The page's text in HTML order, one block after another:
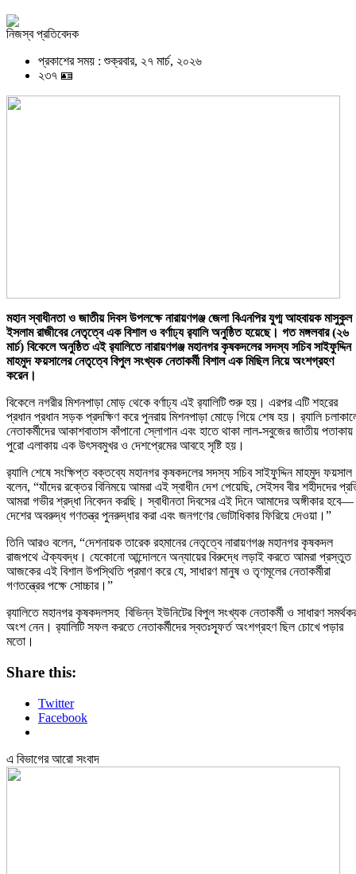
নিজস্ব প্রতিবেদক
প্রকাশের সময় : শুক্রবার, ২৭ মার্চ, ২০২৬
২৩৭ 🪪
মহান স্বাধীনতা ও জাতীয় দিবস উপলক্ষে নারায়ণগঞ্জ জেলা বিএনপির যুগ্ম আহবায়ক মাসুকুল
ইসলাম রাজীবের নেতৃত্বে এক বিশাল ও বর্ণাঢ্য র‍্যালি অনুষ্ঠিত হয়েছে। গত মঙ্গলবার (২৬
মার্চ) বিকেলে অনুষ্ঠিত এই র‍্যালিতে নারায়ণগঞ্জ মহানগর কৃষকদলের সদস্য সচিব সাইফুদ্দিন
মাহমুদ ফয়সালের নেতৃত্বে বিপুল সংখ্যক নেতাকর্মী বিশাল এক মিছিল নিয়ে অংশগ্রহণ
করেন।
বিকেলে নগরীর মিশনপাড়া মোড় থেকে বর্ণাঢ্য এই র‍্যালিটি শুরু হয়। এরপর এটি শহরের
প্রধান প্রধান সড়ক প্রদক্ষিণ করে পুনরায় মিশনপাড়া মোড়ে গিয়ে শেষ হয়। র‍্যালি
নেতাকর্মীদের আকাশবাতাস কাঁপানো স্লোগান এবং হাতে থাকা লাল-সবুজের জাতীয় পতাকায়
পুরো এলাকায় এক উৎসবমুখর ও দেশপ্রেমের আবহে সৃষ্টি হয়।
র‍্যালি শেষে সংক্ষিপ্ত বক্তব্যে মহানগর কৃষকদলের সদস্য সচিব সাইফুদ্দিন মাহমুদ ফয়সাল
বলেন, “যাঁদের রক্তের বিনিময়ে আমরা এই স্বাধীন দেশ পেয়েছি, সেইসব বীর শহীদদের
আমরা গভীর শ্রদ্ধা নিবেদন করছি। স্বাধীনতা দিবসের এই দিনে আমাদের অঙ্গীকার হবে—
দেশের অবরুদ্ধ গণতন্ত্র পুনরুদ্ধার করা এবং জনগণের ভোটাধিকার ফিরিয়ে দেওয়া।”
তিনি আরও বলেন, “দেশনায়ক তারেক রহমানের নেতৃত্বে নারায়ণগঞ্জ মহানগর কৃষকদল
রাজপথে ঐক্যবদ্ধ। যেকোনো আন্দোলনে অন্যায়ের বিরুদ্ধে লড়াই করতে আমরা
আজকের এই বিশাল উপস্থিতি প্রমাণ করে যে, সাধারণ মানুষ ও তৃণমূলের নেতাকর্মীরা
গণতন্ত্রের পক্ষে সোচ্চার।”
র‍্যালিতে মহানগর কৃষকদলসহ বিভিন্ন ইউনিটের বিপুল সংখ্যক নেতাকর্মী ও সাধারণ
অংশ নেন। র‍্যালিটি সফল করতে নেতাকর্মীদের স্বতঃস্ফূর্ত অংশগ্রহণ ছিল চোখে পড়ার
মতো।
Share this:
Twitter
Facebook
এ বিভাগের আরো সংবাদ